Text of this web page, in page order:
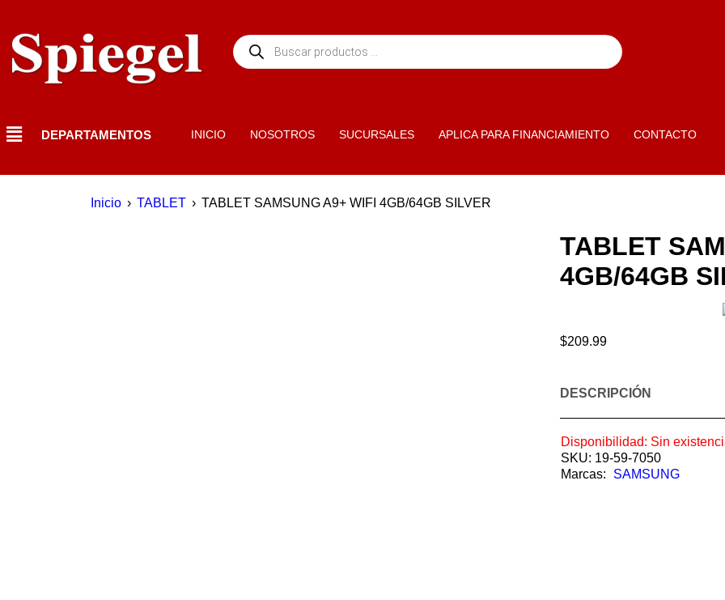
DEPARTAMENTOS INICIO NOSOTROS SUCURSALES APLICA PARA FINANCIAMIENTO CONTACTO
Inicio › TABLET › TABLET SAMSUNG A9+ WIFI 4GB/64GB SILVER
TABLET
4GB/64GB
$209.99
DESCRIPCIÓN
Disponibilidad: Sin
SKU: 19-59-7050
Marcas:
SAMSUNG